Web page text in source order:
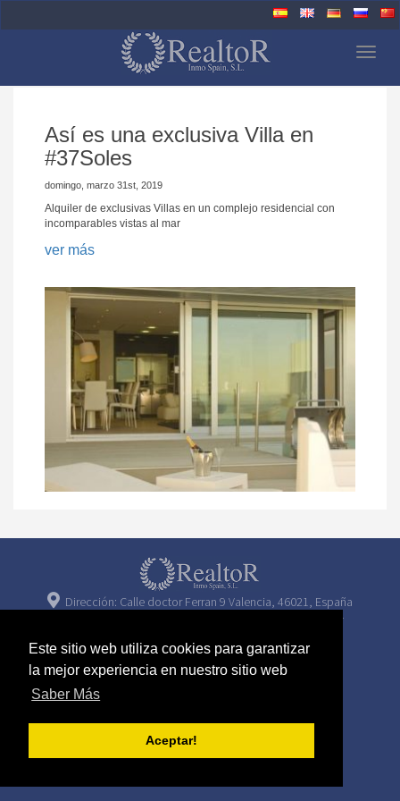
Este sitio web utiliza cookies para garantizar
la mejor experiencia en nuestro sitio web
Saber Más
Aceptar!
Así es una exclusiva Villa en
#37Soles
domingo, marzo 31st, 2019
Alquiler de exclusivas Villas en un complejo residencial con
incomparables vistas al mar
ver más
Dirección: Calle doctor Ferran 9 Valencia, 46021, España
Oficina: +34 963 228 582 Alquileres: +34 618 062 777